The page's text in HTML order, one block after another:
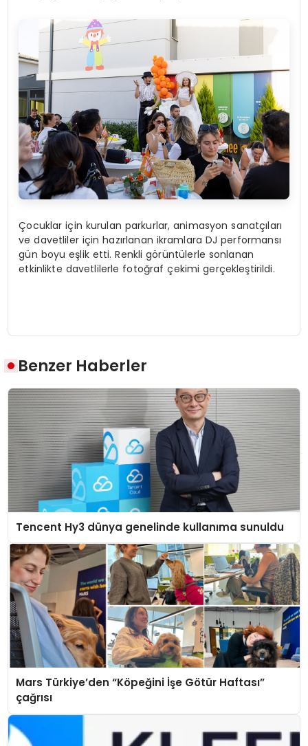
Çocuklar için kurulan parkurlar, animasyon sanatçıları
ve davetliler için hazırlanan ikramlara DJ performansı
gün boyu eşlik etti. Renkli görüntülerle sonlanan
etkinlikte davetlilerle fotoğraf çekimi gerçekleştirildi.
Benzer Haberler
Tencent Hy3 dünya genelinde kullanıma sunuldu
Mars Türkiye’den “Köpeğini İşe Götür Haftası”
çağrısı